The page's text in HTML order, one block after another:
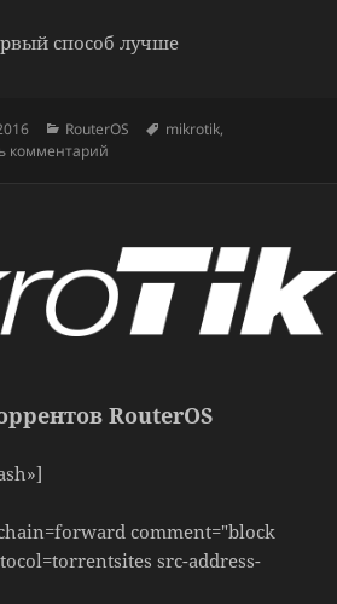
способ лучше
Рубрики
RouterOS Метки
mikrotik,
комментарий
RouterOS
comment="block
src-address-